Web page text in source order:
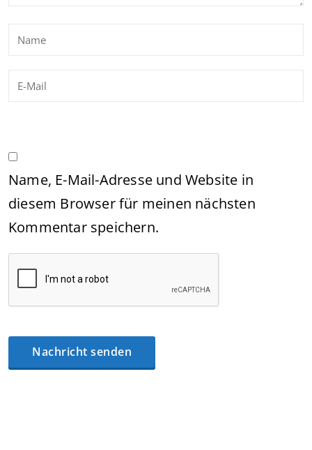
Name, E-Mail-Adresse und Website in
diesem Browser für meinen nächsten
Kommentar speichern.